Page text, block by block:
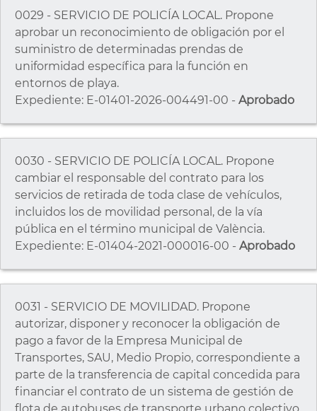
0029 - SERVICIO DE POLICÍA LOCAL. Propone
aprobar un reconocimiento de obligación por el
suministro de determinadas prendas de
uniformidad específica para la función en
entornos de playa.
Expediente: E-01401-2026-004491-00 - Aprobado
0030 - SERVICIO DE POLICÍA LOCAL. Propone
cambiar el responsable del contrato para los
servicios de retirada de toda clase de vehículos,
incluidos los de movilidad personal, de la vía
pública en el término municipal de València.
Expediente: E-01404-2021-000016-00 - Aprobado
0031 - SERVICIO DE MOVILIDAD. Propone
autorizar, disponer y reconocer la obligación de
pago a favor de la Empresa Municipal de
Transportes, SAU, Medio Propio, correspondiente a
parte de la transferencia de capital concedida para
financiar el contrato de un sistema de gestión de
flota de autobuses de transporte urbano colectivo